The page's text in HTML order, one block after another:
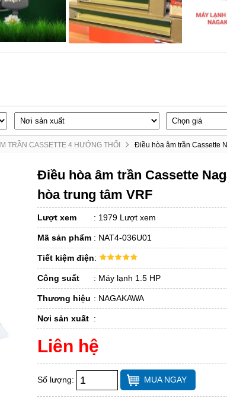
TRẦN CASSETTE 4 HƯỚNG THỔI Điều hòa âm trần Cassette
Điều hòa âm trần Cassette
hòa trung tâm VRF
Lượt xem : 1979 Lượt xem
Mã sản phẩm : NAT4-036U01
Tiết kiệm điện:
Công suất : Máy lạnh 1.5 HP
Thương hiệu : NAGAKAWA
Nơi sản xuất :
Liên hệ
Số lượng: MUA NGAY